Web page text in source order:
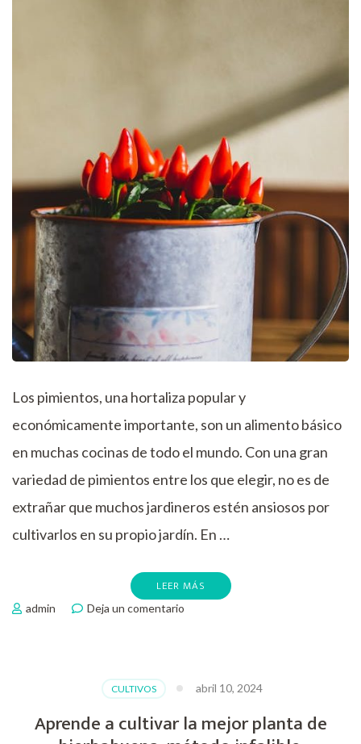
Los pimientos, una hortaliza popular y
económicamente importante, son un alimento básico
en muchas cocinas de todo el mundo. Con una gran
variedad de pimientos entre los que elegir, no es de
extrañar que muchos jardineros estén ansiosos por
cultivarlos en su propio jardín. En …
LEER MÁS
admin Deja un comentario
huerto,
cultivo
CULTIVOS abril 10, 2024
Aprende a cultivar la mejor planta de